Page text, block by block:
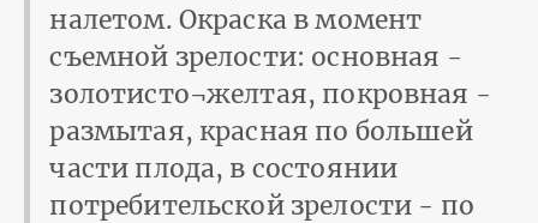
налетом. Окраска в момент
съемной зрелости: основная -
золотисто¬желтая, покровная -
размытая, красная по большей
части плода, в состоянии
потребительской зрелости - по